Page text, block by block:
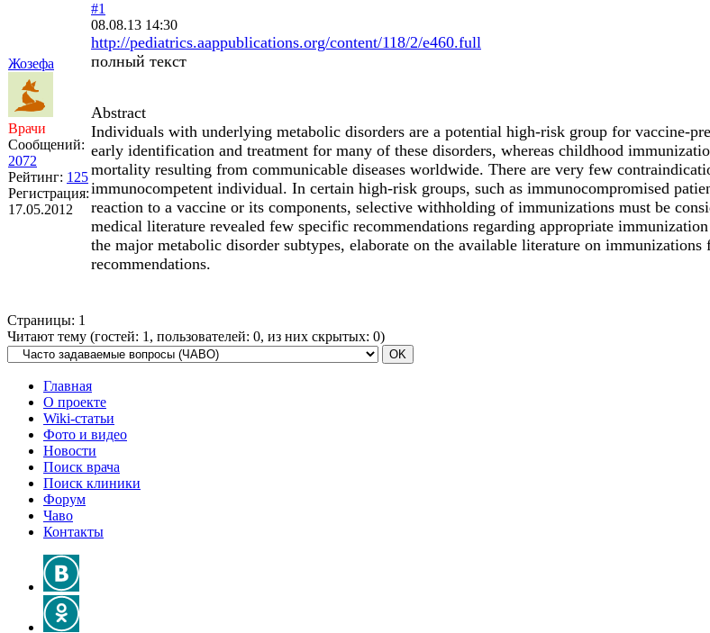
Жозефа
Врачи
Сообщений:
2072
Рейтинг: 125
Регистрация:
17.05.2012
#1
08.08.13 14:30
http://pediatrics.aappublications.org/content/118/2/e460.full
полный текст
Abstract
Individuals with underlying metabolic disorders are a potential high-risk group for vaccine-
early identification and treatment for many of these disorders, whereas childhood
mortality resulting from communicable diseases worldwide. There are very few
immunocompetent individual. In certain high-risk groups, such as immunocompromised
reaction to a vaccine or its components, selective withholding of immunizations must be
medical literature revealed few specific recommendations regarding appropriate
the major metabolic disorder subtypes, elaborate on the available literature on
recommendations.
Страницы: 1
Читают тему (гостей: 1 , пользователей: 0, из них скрытых: 0)
Главная
О проекте
Wiki-статьи
Фото и видео
Новости
Поиск врача
Поиск клиники
Форум
Чаво
Контакты